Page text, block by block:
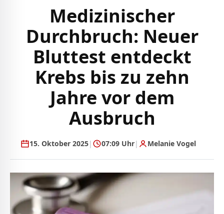
Medizinischer
Durchbruch: Neuer
Bluttest entdeckt
Krebs bis zu zehn
Jahre vor dem
Ausbruch
15. Oktober 2025| 07:09 Uhr| Melanie Vogel